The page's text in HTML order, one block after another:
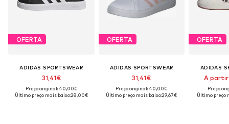
OFERTA
ADIDAS SPORTSWEAR
31,41€
Preço original: 40,00€
Último preço mais baixo:28,00€
OFERTA
ADIDAS SPORTSWEAR
31,41€
Preço original: 40,00€
Último preço mais baixo:29,67€
OFERTA
ADIDAS
A partir
Preço
Último preço